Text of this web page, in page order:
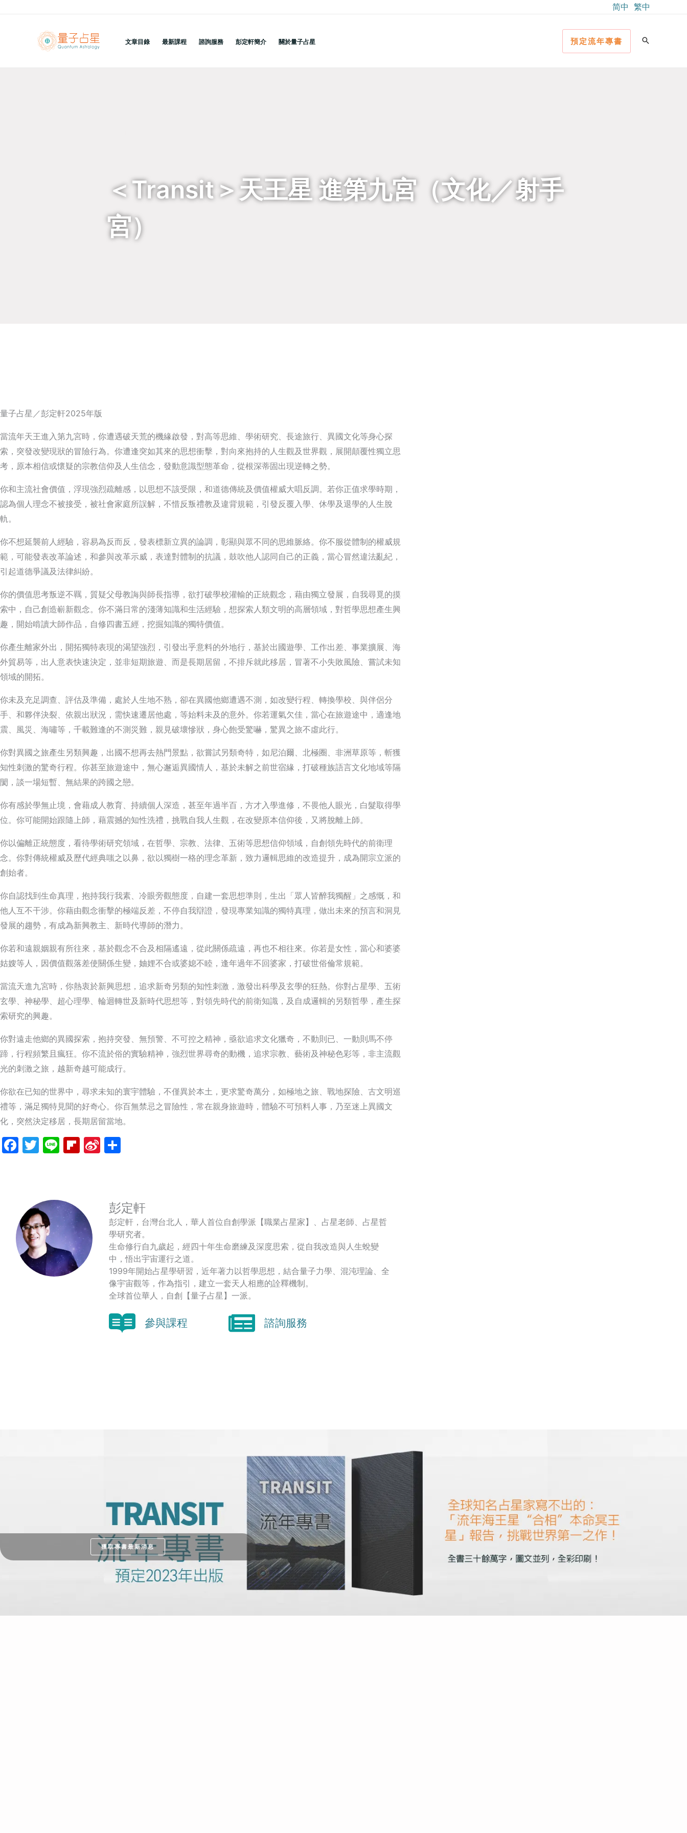
简中 繁中
文章目錄 最新課程 諮詢服務 彭定軒簡介 關於量子占星 預定流年專書
＜Transit＞天王星 進第九宮（文化／射手
宮）
量子占星／彭定軒2025年版
當流年天王進入第九宮時，你遭遇破天荒的機緣啟發，對高等思維、學術研究、長途旅行、異國文化等身心探
索，突發改變現狀的冒險行為。你遭逢突如其來的思想衝擊，對向來抱持的人生觀及世界觀，展開顛覆性獨立思
考，原本相信或懷疑的宗教信仰及人生信念，發動意識型態革命，從根深蒂固出現逆轉之勢。
你和主流社會價值，浮現強烈疏離感，以思想不該受限，和道德傳統及價值權威大唱反調。若你正值求學時期，
認為個人理念不被接受，被社會家庭所誤解，不惜反叛禮教及違背規範，引發反覆入學、休學及退學的人生脫
軌。
你不想延襲前人經驗，容易為反而反，發表標新立異的論調，彰顯與眾不同的思維脈絡。你不服從體制的權威規
範，可能發表改革論述，和參與改革示威，表達對體制的抗議，鼓吹他人認同自己的正義，當心冒然違法亂紀，
引起道德爭議及法律糾紛。
你的價值思考叛逆不羈，質疑父母教誨與師長指導，欲打破學校灌輸的正統觀念，藉由獨立發展，自我尋覓的摸
索中，自己創造嶄新觀念。你不滿日常的淺薄知識和生活經驗，想探索人類文明的高層領域，對哲學思想產生興
趣，開始啃讀大師作品，自修四書五經，挖掘知識的獨特價值。
你產生離家外出，開拓獨特表現的渴望強烈，引發出乎意料的外地行，基於出國遊學、工作出差、事業擴展、海
外貿易等，出人意表快速決定，並非短期旅遊、而是長期居留，不排斥就此移居，冒著不小失敗風險、嘗試未知
領域的開拓。
你未及充足調查、評估及準備，處於人生地不熟，卻在異國他鄉遭遇不測，如改變行程、轉換學校、與伴侶分
手、和夥伴決裂、依親出狀況，需快速遷居他處，等始料未及的意外。你若運氣欠佳，當心在旅遊途中，適逢地
震、風災、海嘯等，千載難逢的不測災難，親見破壞慘狀，身心飽受驚嚇，驚異之旅不虛此行。
你對異國之旅產生另類興趣，出國不想再去熱門景點，欲嘗試另類奇特，如尼泊爾、北極圈、非洲草原等，斬獲
知性刺激的驚奇行程。你甚至旅遊途中，無心邂逅異國情人，基於未解之前世宿緣，打破種族語言文化地域等隔
閡，談一場短暫、無結果的跨國之戀。
你有感於學無止境，會藉成人教育、持續個人深造，甚至年過半百，方才入學進修，不畏他人眼光，白髮取得學
位。你可能開始跟隨上師，藉震撼的知性洗禮，挑戰自我人生觀，在改變原本信仰後，又將脫離上師。
你以偏離正統態度，看待學術研究領域，在哲學、宗教、法律、五術等思想信仰領域，自創領先時代的前衛理
念。你對傳統權威及歷代經典嗤之以鼻，欲以獨樹一格的理念革新，致力邏輯思維的改造提升，成為開宗立派的
創始者。
你自認找到生命真理，抱持我行我素、冷眼旁觀態度，自建一套思想準則，生出「眾人皆醉我獨醒」之感慨，和
他人互不干涉。你藉由觀念衝擊的極端反差，不停自我辯證，發現專業知識的獨特真理，做出未來的預言和洞見
發展的趨勢，有成為新興教主、新時代導師的潛力。
你若和遠親姻親有所往來，基於觀念不合及相隔遙遠，從此關係疏遠，再也不相往來。你若是女性，當心和婆婆
姑嫂等人，因價值觀落差使關係生變，妯娌不合或婆媳不睦，逢年過年不回婆家，打破世俗倫常規範。
當流天進九宮時，你熱衷於新興思想，追求新奇另類的知性刺激，激發出科學及玄學的狂熱。你對占星學、五術
玄學、神秘學、超心理學、輪迴轉世及新時代思想等，對領先時代的前衛知識，及自成邏輯的另類哲學，產生探
索研究的興趣。
你對遠走他鄉的異國探索，抱持突發、無預警、不可控之精神，亟欲追求文化獵奇，不動則已、一動則馬不停
蹄，行程頻繁且瘋狂。你不流於俗的實驗精神，強烈世界尋奇的動機，追求宗教、藝術及神秘色彩等，非主流觀
光的刺激之旅，越新奇越可能成行。
你欲在已知的世界中，尋求未知的寰宇體驗，不僅異於本土，更求驚奇萬分，如極地之旅、戰地探險、古文明巡
禮等，滿足獨特見聞的好奇心。你百無禁忌之冒險性，常在親身旅遊時，體驗不可預料人事，乃至迷上異國文
化，突然決定移居，長期居留當地。
Facebook
Twitter
LineFlipboard
Sina
彭定軒
彭定軒，台灣台北人，華人首位自創學派【職業占星家】、占星老師、占星哲
學研究者。
生命修行自九歲起，經四十年生命磨練及深度思索，從自我改造與人生蛻變
中，悟出宇宙運行之道。
1999年開始占星學研習，近年著力以哲學思想，結合量子力學、混沌理論、全
像宇宙觀等，作為指引，建立一套天人相應的詮釋機制。
全球首位華人，自創【量子占星】一派。
參與課程 諮詢服務
獲取專書最新消息